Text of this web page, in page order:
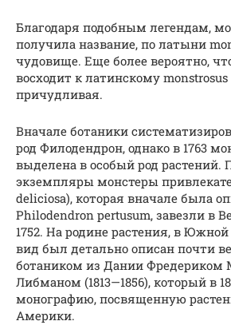
Благодаря подобным легендам,
получила название, по латыни
чудовище. Еще более вероятно,
восходит к латинскому
причудливая.
Вначале ботаники
род Филодендрон, однако в 1763
выделена в особый род растений.
экземпляры монстеры
deliciosa), которая вначале была
Philodendron pertusum, завезли в
1752. На родине растения, в
вид был детально описан почти
ботаником из Дании Фредериком
Либманом (1813—1856), который в
монографию, посвященную
Америки.